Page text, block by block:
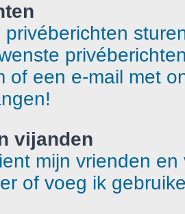
privéberichten
of een e-mail met
vijanden
mijn vrienden en
of voeg ik